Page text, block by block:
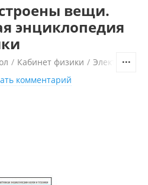
вещи.
энциклопедия
/ Кабинет физики /
комментарий